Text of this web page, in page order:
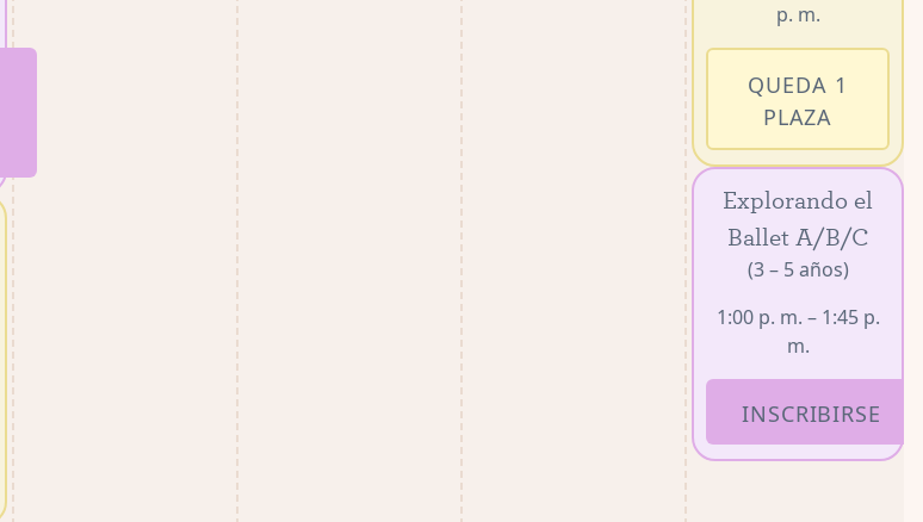
p. m.
QUEDA 1
PLAZA
Explorando el
Ballet A/B/C
(3 – 5 años)
1:00 p. m. – 1:45 p.
m.
INSCRIBIRSE